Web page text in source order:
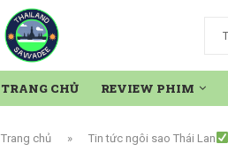
TRANG CHỦ REVIEW PHIM
Trang chủ » Tin tức ngôi sao Thái Lan